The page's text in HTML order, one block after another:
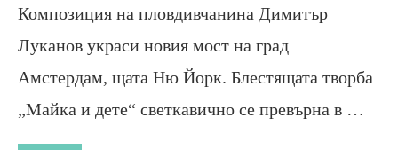
Композиция на пловдивчанина Димитър
Луканов украси новия мост на град
Амстердам, щата Ню Йорк. Блестящата творба
„Майка и дете“ светкавично се превърна в …